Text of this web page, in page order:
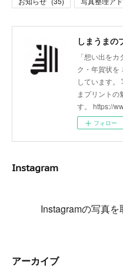
しまうまの
「想い出を
ク・年賀状を
しています。
まプリントの
す。 https://
フォロー
Instagram
Instagramの写真を
アーカイブ